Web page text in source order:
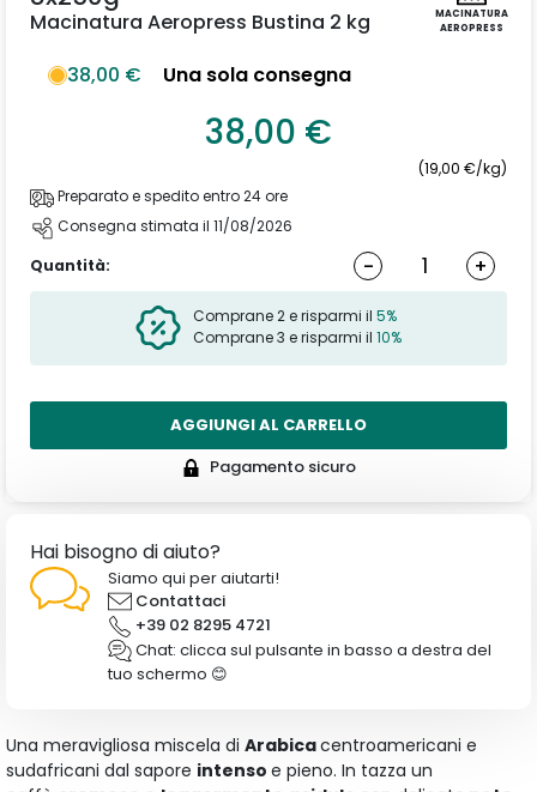
MACINATURA
AEROPRESS
Macinatura Aeropress Bustina 2 kg
38,00 €
Una sola consegna
38,00 €
(19,00 €/kg)
Preparato e spedito entro 24 ore
Consegna stimata il 11/08/2026
Quantità:
- +
Comprane 2 e risparmi il 5%
Comprane 3 e risparmi il 10%
AGGIUNGI AL CARRELLO
Pagamento sicuro
Hai bisogno di aiuto?
Siamo qui per aiutarti!
Contattaci
+39 02 8295 4721
Chat: clicca sul pulsante in basso a destra del
tuo schermo 😊
Una meravigliosa miscela di Arabicacentroamericani e
sudafricani dal sapore intenso e pieno. In tazza un